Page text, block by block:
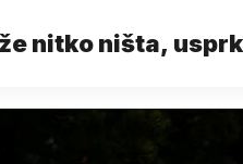
nitko ništa,